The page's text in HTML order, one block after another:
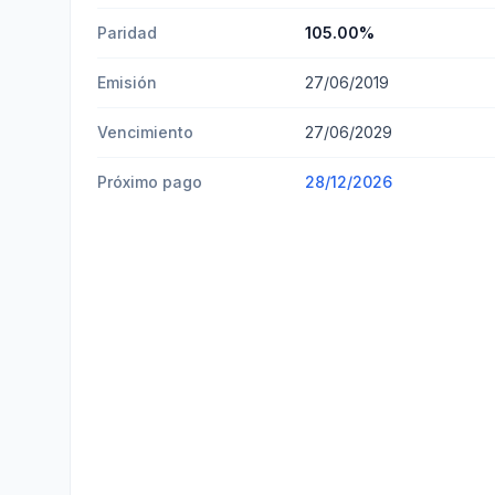
Paridad 105.00%
Emisión 27/06/2019
Vencimiento 27/06/2029
Próximo pago 28/12/2026